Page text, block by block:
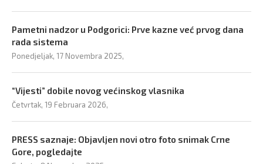
Pametni nadzor u Podgorici: Prve kazne već prvog dana
rada sistema
Ponedjeljak, 17 Novembra 2025,
“Vijesti” dobile novog većinskog vlasnika
Četvrtak, 19 Februara 2026,
PRESS saznaje: Objavljen novi otro foto snimak Crne
Gore, pogledajte